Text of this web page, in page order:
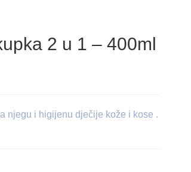
2 u 1 – 400ml
njegu i higijenu dječije kože i kose .